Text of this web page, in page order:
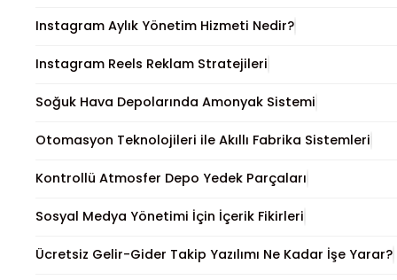
Instagram Aylık Yönetim Hizmeti Nedir?
Instagram Reels Reklam Stratejileri
Soğuk Hava Depolarında Amonyak Sistemi
Otomasyon Teknolojileri ile Akıllı Fabrika Sistemleri
Kontrollü Atmosfer Depo Yedek Parçaları
Sosyal Medya Yönetimi İçin İçerik Fikirleri
Ücretsiz Gelir-Gider Takip Yazılımı Ne Kadar İşe Yarar?